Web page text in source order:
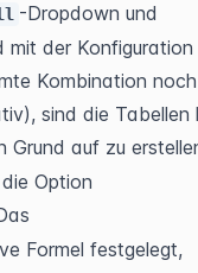
-Dropdown und
mit der Konfiguration
Kombination noch
sind die Tabellen
Grund auf zu
Formel festgelegt,